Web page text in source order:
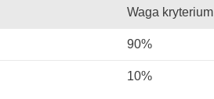
Waga kryterium
90%
10%